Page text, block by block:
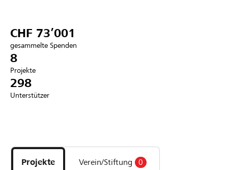
Anmelden
DE FR IT
CHF 73’001
gesammelte Spenden
8
Projekte
298
Unterstützer
Projekte
undProjekte Verein/Stiftung 0